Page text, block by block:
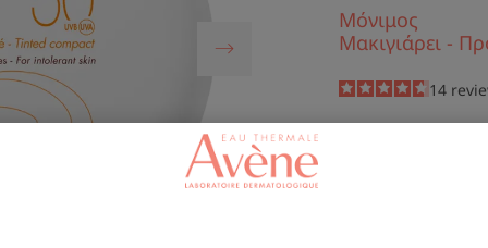
Μόνιμος
Μακιγιάρει -
4.6
/514
Υψηλή
μη ανεκτικό
προστασία